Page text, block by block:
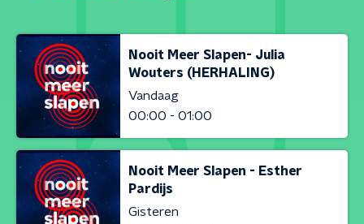
Nooit Meer Slapen- Julia
Wouters (HERHALING)
Vandaag
00:00 - 01:00
Nooit Meer Slapen - Esther
Pardijs
Gisteren